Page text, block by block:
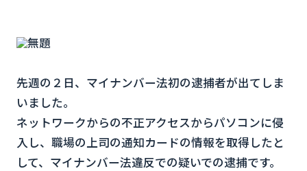
先週の２日、マイナンバー法初の逮捕者が出てしま
いました。
ネットワークからの不正アクセスからパソコンに侵
入し、職場の上司の通知カードの情報を取得したと
して、マイナンバー法違反での疑いでの逮捕です。